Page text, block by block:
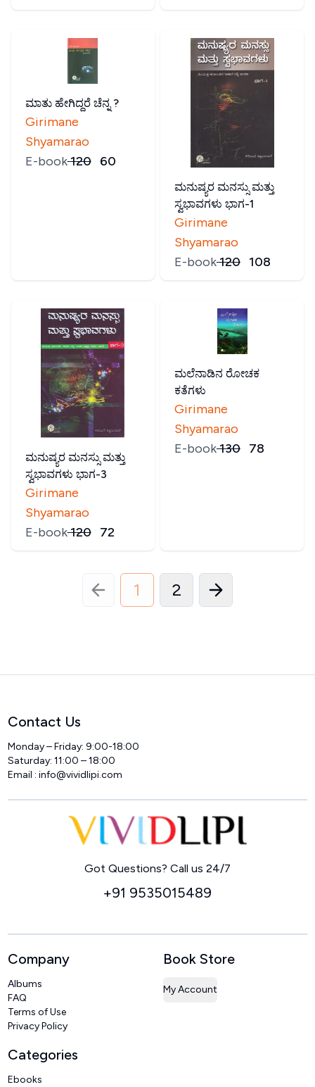
ಮಾತು ಹೇಗಿದ್ದರೆ ಚೆನ್ನ ?
Girimane
Shyamarao
E-book₹120 60
ಮನುಷ್ಯರ ಮನಸ್ಸು ಮತ್ತು
ಸ್ವಭಾವಗಳು ಭಾಗ-1
Girimane
Shyamarao
E-book₹120 108
ಮನುಷ್ಯರ ಮನಸ್ಸು ಮತ್ತು
ಸ್ವಭಾವಗಳು ಭಾಗ-3
Girimane
Shyamarao
E-book₹120 72
ಮಲೆನಾಡಿನ ರೋಚಕ
ಕತೆಗಳು
Girimane
Shyamarao
E-book₹130 78
1 2
Contact Us
Monday – Friday: 9:00-18:00
Saturday: 11:00 – 18:00
Email :info@vividlipi.com
Got Questions? Call us 24/7
+91 9535015489
Company
Albums
FAQ
Terms of Use
Privacy Policy
Book Store
My Account
Categories
Ebooks